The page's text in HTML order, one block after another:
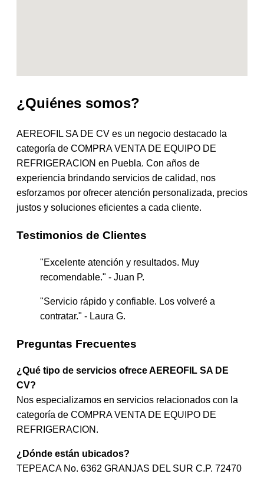
¿Quiénes somos?
AEREOFIL SA DE CV es un negocio destacado la
categoría de COMPRA VENTA DE EQUIPO DE
REFRIGERACION en Puebla. Con años de
experiencia brindando servicios de calidad, nos
esforzamos por ofrecer atención personalizada, precios
justos y soluciones eficientes a cada cliente.
Testimonios de Clientes
"Excelente atención y resultados. Muy
recomendable." - Juan P.
"Servicio rápido y confiable. Los volveré a
contratar." - Laura G.
Preguntas Frecuentes
¿Qué tipo de servicios ofrece AEREOFIL SA DE
CV?
Nos especializamos en servicios relacionados con la
categoría de COMPRA VENTA DE EQUIPO DE
REFRIGERACION.
¿Dónde están ubicados?
TEPEACA No. 6362 GRANJAS DEL SUR C.P. 72470